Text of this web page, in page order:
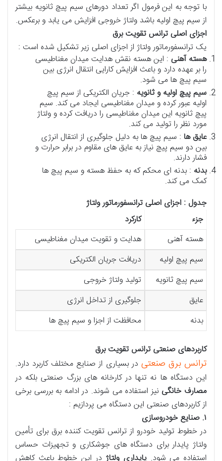
با توجه به این فرمول اگر تعداد دورهای سیم پیچ ثانویه بیشتر
از سیم پیچ اولیه باشد ولتاژ خروجی افزایش می یابد و برعکس.
اجزای اصلی ترانس تقویت برق
یک ترانسفورماتور ولتاژ از اجزای اصلی زیر تشکیل شده است :
هسته آهنی : این هسته نقش هدایت میدان مغناطیسی
را بر عهده دارد و باعث افزایش کارایی انتقال انرژی بین
سیم پیچ ها می شود.
سیم پیچ اولیه و ثانویه : جریان الکتریکی از سیم پیچ
اولیه عبور کرده و میدان مغناطیسی ایجاد می کند. سیم
پیچ ثانویه این میدان مغناطیسی را دریافت کرده و ولتاژ
مورد نظر را تولید می کند.
عایق ها : سیم پیچ ها به دلیل جلوگیری از انتقال انرژی
بین دو سیم پیچ نیاز به عایق های مقاوم در برابر حرارت و
فشار دارند.
بدنه : بدنه ای محکم که به حفظ هسته و سیم پیچ ها
کمک می کند.
جدول : اجزای اصلی ترانسفورماتور ولتاژ
جزء
کارکرد
هسته آهنی
هدایت و تقویت میدان مغناطیسی
سیم پیچ اولیه
دریافت جریان الکتریکی
سیم پیچ ثانویه
تولید ولتاژ خروجی
عایق
جلوگیری از تداخل انرژی
بدنه
محافظت از اجزا و سیم پیچ ها
کاربردهای صنعتی ترانس تقویت برق
ترانس برق صنعتی در بسیاری از صنایع مختلف کاربرد دارد.
این دستگاه ها نه تنها در کارخانه های بزرگ صنعتی بلکه در
مصارف خانگینیز استفاده می شوند. در ادامه به بررسی برخی
از کاربردهای صنعتی این دستگاه می پردازیم :
۱. صنایع خودروسازی
در خطوط تولید خودرو از ترانس تقویت کننده برق برای تأمین
ولتاژ پایدار برای دستگاه های جوشکاری و تجهیزات حساس